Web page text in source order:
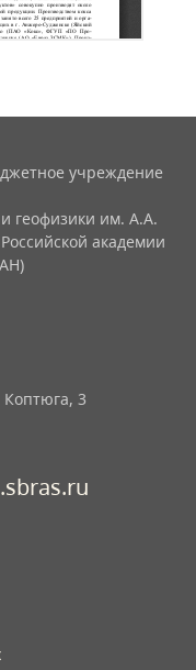
учреждение
геофизики им. А.А.
академии
Коптюга, 3